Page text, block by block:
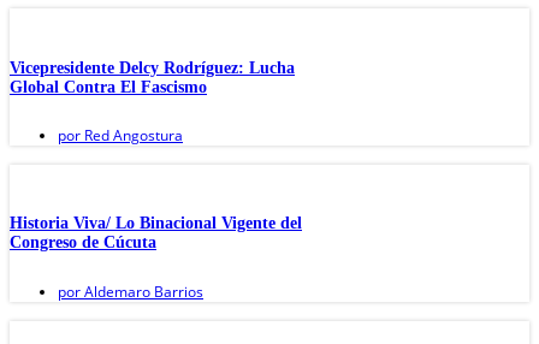
Vicepresidente Delcy Rodríguez: Lucha
Global Contra El Fascismo
por Red Angostura
Historia Viva/ Lo Binacional Vigente del
Congreso de Cúcuta
porAldemaro Barrios